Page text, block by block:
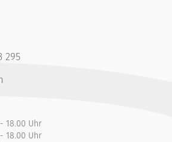
295
18.00 Uhr
18.00 Uhr